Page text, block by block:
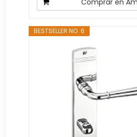
BESTSELLER NO. 6